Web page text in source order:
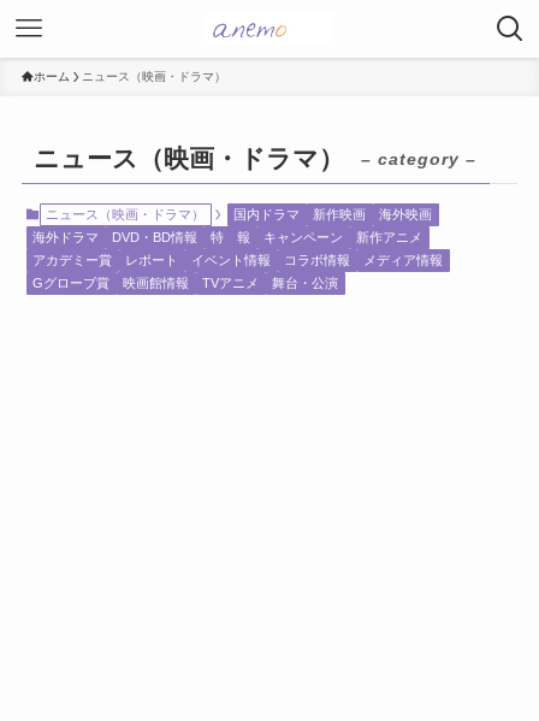
ホーム ニュース（映画・ドラマ）
ニュース（映画・ドラマ） – category –
ニュース（映画・ドラマ） 国内ドラマ 新作映画
海外映画
海外ドラマ
DVD・BD情報 特 報 キャンペーン
新作アニメ
アカデミー賞
レポート イベント情報 コラボ情報
メディア情報
Gグローブ賞
映画館情報 TVアニメ 舞台・公演